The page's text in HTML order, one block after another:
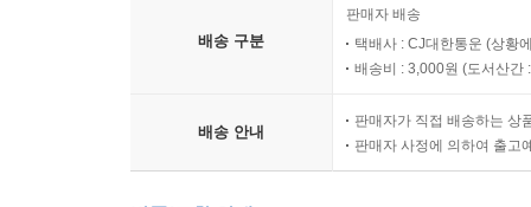
배송 구분
판매자 배송
택배사 : CJ대한통운 (상황
배송비 : 3,000원 (도서산간
배송 안내
판매자가 직접 배송하는 상
판매자 사정에 의하여 출고